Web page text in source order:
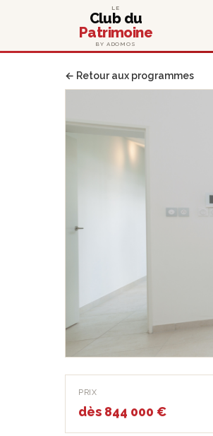
LE
Club du
Patrimoine
BY ADOMOS
← Retour aux programmes
Héritage
MARSEILLE 6E
PRIX
dès 844 000 €